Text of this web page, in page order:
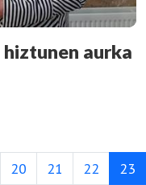
aurka
20 21 22 23